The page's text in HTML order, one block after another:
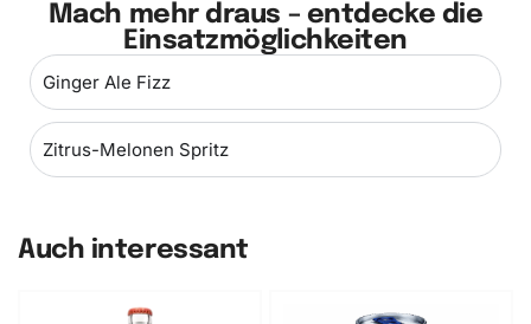
Mach mehr draus – entdecke die
Einsatzmöglichkeiten
Ginger Ale Fizz
Zitrus-Melonen Spritz
Auch interessant